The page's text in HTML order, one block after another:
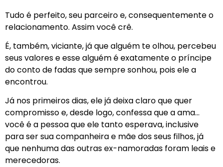
Tudo é perfeito, seu parceiro e, consequentemente o
relacionamento. Assim você crê.
É, também, viciante, já que alguém te olhou, percebeu
seus valores e esse alguém é exatamente o príncipe
do conto de fadas que sempre sonhou, pois ele a
encontrou.
Já nos primeiros dias, ele já deixa claro que quer
compromisso e, desde logo, confessa que a ama…
você é a pessoa que ele tanto esperava, inclusive
para ser sua companheira e mãe dos seus filhos, já
que nenhuma das outras ex-namoradas foram leais e
merecedoras.